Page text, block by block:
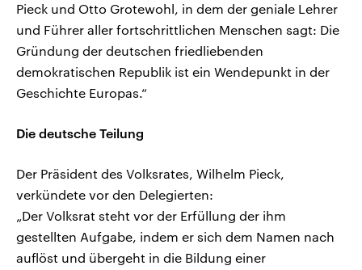
Pieck und Otto Grotewohl, in dem der geniale Lehrer
und Führer aller fortschrittlichen Menschen sagt: Die
Gründung der deutschen friedliebenden
demokratischen Republik ist ein Wendepunkt in der
Geschichte Europas.“
Die deutsche Teilung
Der Präsident des Volksrates, Wilhelm Pieck,
verkündete vor den Delegierten:
„Der Volksrat steht vor der Erfüllung der ihm
gestellten Aufgabe, indem er sich dem Namen nach
auflöst und übergeht in die Bildung einer